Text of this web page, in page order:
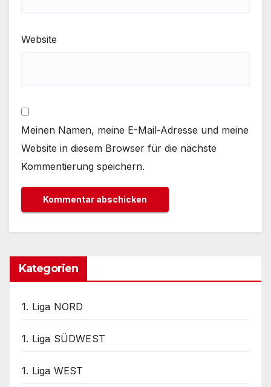
Website
Meinen Namen, meine E-Mail-Adresse und meine
Website in diesem Browser für die nächste
Kommentierung speichern.
Kategorien
1. Liga NORD
1. Liga SÜDWEST
1. Liga WEST